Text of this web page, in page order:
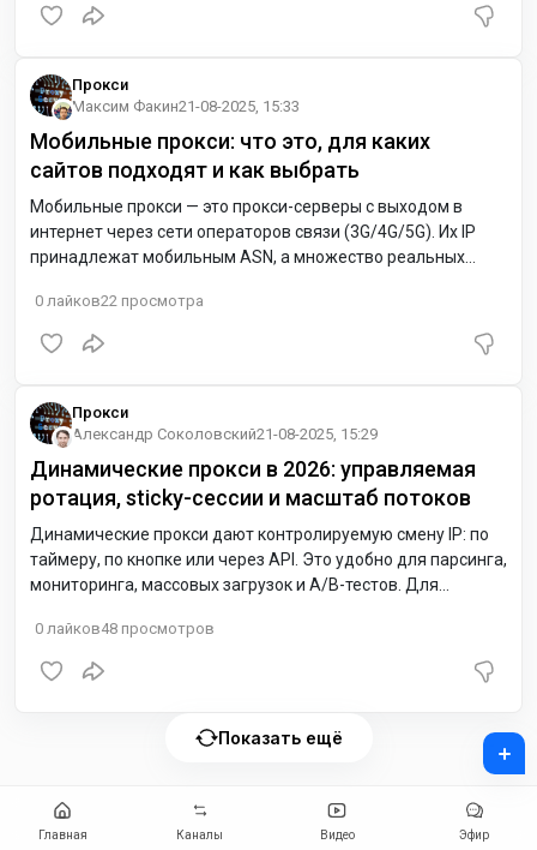
Прокси
Максим Факин21-08-2025, 15:33
Мобильные прокси: что это, для каких
сайтов подходят и как выбрать
Мобильные прокси — это прокси-серверы с выходом в
интернет через сети операторов связи (3G/4G/5G). Их IP
принадлежат мобильным ASN, а множество реальных
одним внешним адресом (CGNAT). За счёт такой
«естественной» анонимности мобильные IP часто
получают высокий уровень доверия на чувствительных
0 лайков22 просмотра
Прокси
Александр Соколовский21-08-2025, 15:29
Динамические прокси в 2026: управляемая
ротация, sticky-сессии и масштаб потоков
Динамические прокси дают контролируемую смену IP: по
таймеру, по кнопке или через API. Это удобно для парсинга,
мониторинга, массовых загрузок и A/B-тестов. Для
активную ротацию включайте между задачами.
0 лайков48 просмотров
Показать ещё
Главная Каналы Видео Эфир
+